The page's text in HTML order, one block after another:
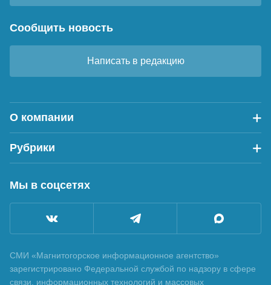
Сообщить новость
Написать в редакцию
О компании
Рубрики
Мы в соцсетях
СМИ «Магнитогорское информационное агентство»
зарегистрировано Федеральной службой по надзору в сфере
связи, информационных технологий и массовых